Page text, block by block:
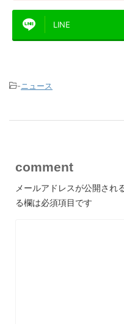
LINE
-ニュース
comment
メールアドレスが公開され
る欄は必須項目です